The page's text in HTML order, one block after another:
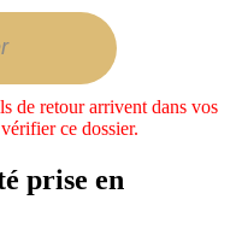
de retour arrivent dans vos
ce dossier.
prise en